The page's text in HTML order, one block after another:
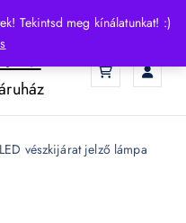
Tekintsd meg kínálatunkat! :)
vészkijárat jelző lámpa